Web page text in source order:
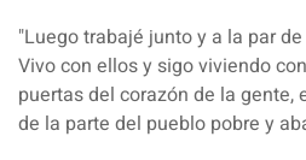
"Luego trabajé junto y a la par
Vivo con ellos y sigo viviendo
puertas del corazón de la
de la parte del pueblo pobre y